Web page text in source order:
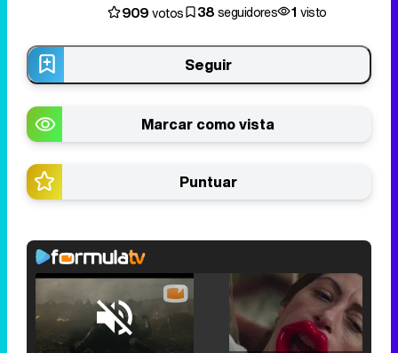
909votos 38seguidores 1 visto
Seguir
Marcar como vista
Puntuar
/
29.30%